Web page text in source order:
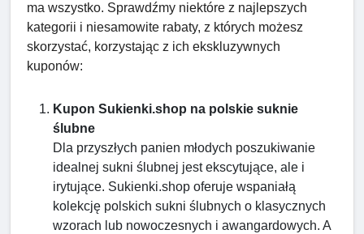
ma wszystko. Sprawdźmy niektóre z najlepszych
kategorii i niesamowite rabaty, z których możesz
skorzystać, korzystając z ich ekskluzywnych
kuponów:
Kupon Sukienki.shop na polskie suknie
ślubne
Dla przyszłych panien młodych poszukiwanie
idealnej sukni ślubnej jest ekscytujące, ale i
irytujące. Sukienki.shop oferuje wspaniałą
kolekcję polskich sukni ślubnych o klasycznych
wzorach lub nowoczesnych i awangardowych. A